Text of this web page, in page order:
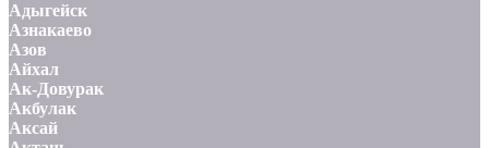
Адыгейск
Азнакаево
Азов
Айхал
Ак-Довурак
Акбулак
Аксай